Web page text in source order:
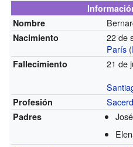
Nombre
Nacimiento
22 de
París (
Fallecimiento
21 de
Profesión
Padres